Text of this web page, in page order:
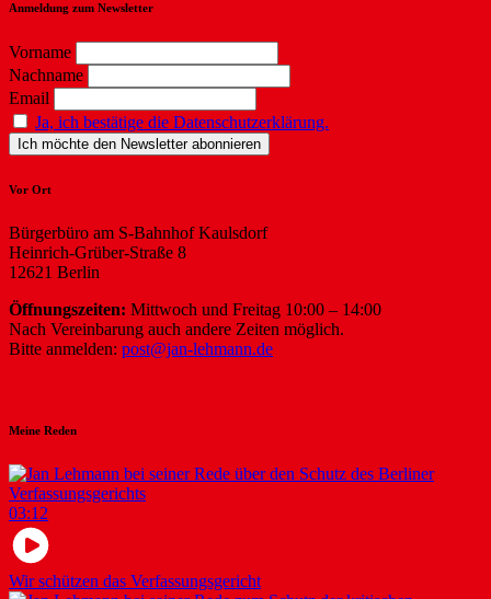
Anmeldung zum Newsletter
Vorname
Nachname
Email
Ja, ich bestätige die Datenschutzerklärung.
Vor Ort
Bürgerbüro am S-Bahnhof Kaulsdorf
Heinrich-Grüber-Straße 8
12621 Berlin
Öffnungszeiten: Mittwoch und Freitag 10:00 – 14:00
Nach Vereinbarung auch andere Zeiten möglich.
Bitte anmelden: post@jan-lehmann.de
Meine Reden
03:12
Wir schützen das Verfassungsgericht